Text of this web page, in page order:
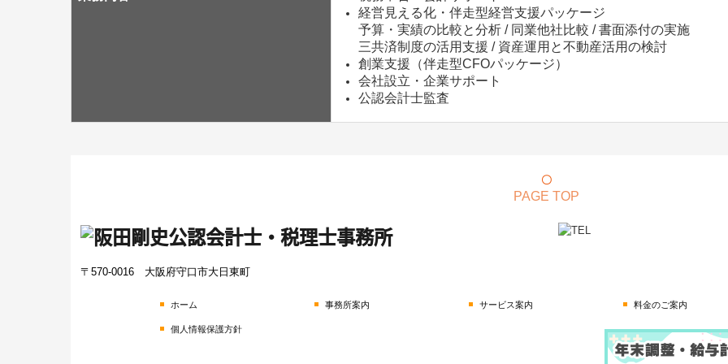
経営見える化・伴走型経営支援パッケージ
予算・実績の比較と分析 / 同業他社比較 / 書面添付の実施
三共済制度の活用支援 / 資産運用と不動産活用の検討
創業支援（伴走型CFOパッケージ）
会社設立・企業サポート
公認会計士監査
〇
PAGE TOP
〒570-0016 大阪府守口市大日東町
ホーム 事務所案内 サービス案内 料金のご案内
個人情報保護方針